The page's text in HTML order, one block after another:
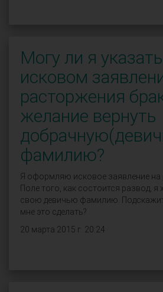
Могу ли я
исковом
расторжения
желание вернуть
фамилию?
Я оформляю исковое заявление на
Поле того, как состоится развод, я
свою девичью фамилию.
мне это сделать?
20 марта 2015 г. 20:24